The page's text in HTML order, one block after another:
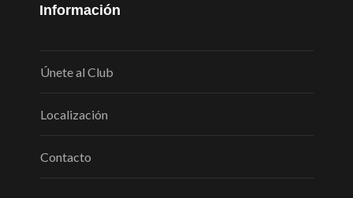
Información
Únete al Club
Localización
Contacto